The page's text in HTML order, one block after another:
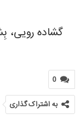
گشاده رویی،
0
به اشتراک گذاری